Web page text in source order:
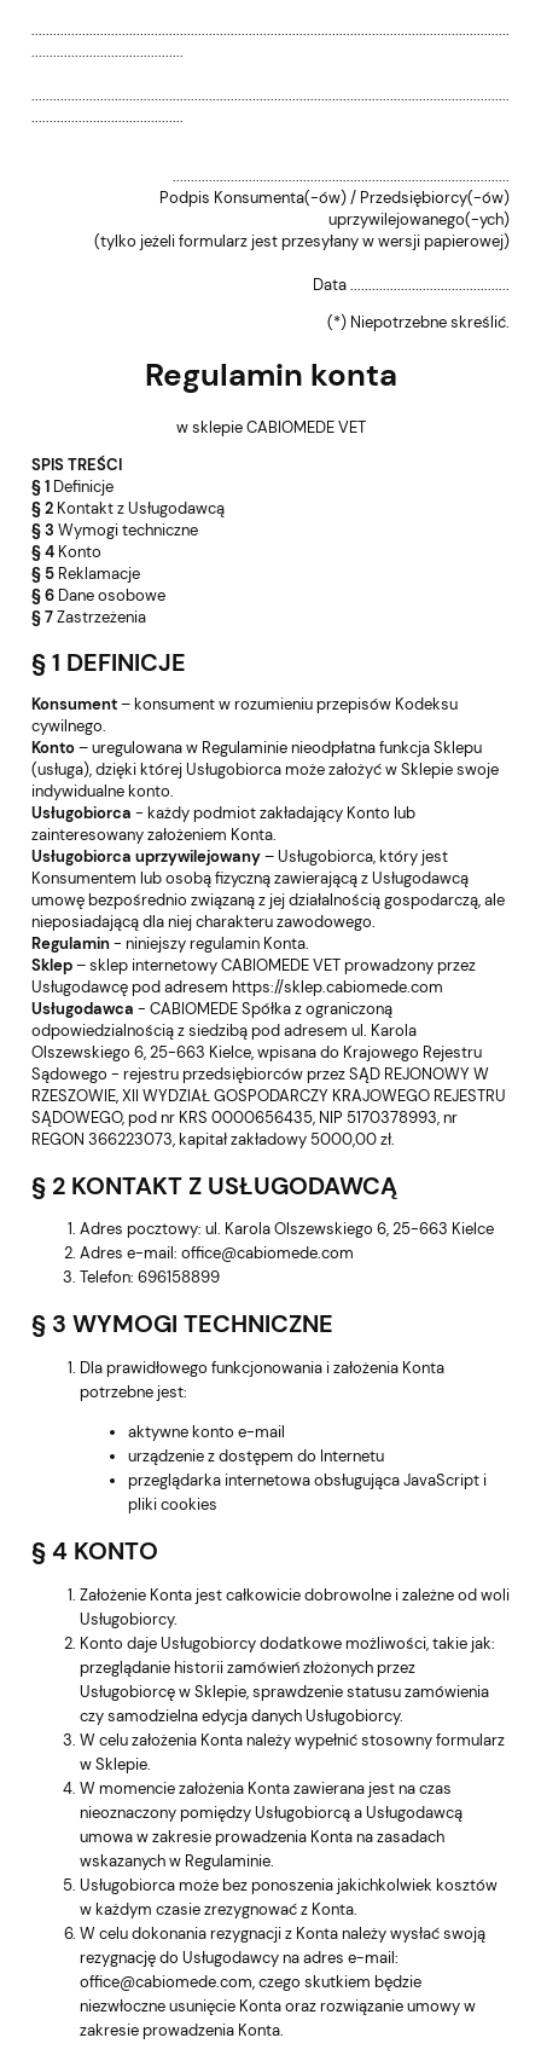
....................................................................................................................................
..........................................
....................................................................................................................................
..........................................
.............................................................................................
Podpis Konsumenta(-ów) / Przedsiębiorcy(-ów)
uprzywilejowanego(-ych)
(tylko jeżeli formularz jest przesyłany w wersji papierowej)
Data ............................................
(*) Niepotrzebne skreślić.
Regulamin konta
w sklepie CABIOMEDE VET
SPIS TREŚCI
§ 1 Definicje
§ 2 Kontakt z Usługodawcą
§ 3 Wymogi techniczne
§ 4 Konto
§ 5 Reklamacje
§ 6 Dane osobowe
§ 7Zastrzeżenia
§ 1 DEFINICJE
Konsument– konsument w rozumieniu przepisów Kodeksu
cywilnego.
Konto– uregulowana w Regulaminie nieodpłatna funkcja Sklepu
(usługa), dzięki której Usługobiorca może założyć w Sklepie swoje
indywidualne konto.
Usługobiorca - każdy podmiot zakładający Konto lub
zainteresowany założeniem Konta.
Usługobiorca uprzywilejowany– Usługobiorca, który jest
Konsumentem lub osobą fizyczną zawierającą z Usługodawcą
umowę bezpośrednio związaną z jej działalnością gospodarczą, ale
nieposiadającą dla niej charakteru zawodowego.
Regulamin- niniejszy regulamin Konta.
Sklep– sklep internetowy CABIOMEDE VET prowadzony przez
Usługodawcę pod adresem https://sklep.cabiomede.com
Usługodawca - CABIOMEDE Spółka z ograniczoną
odpowiedzialnością z siedzibą pod adresem ul. Karola
Olszewskiego 6, 25-663 Kielce, wpisana do Krajowego Rejestru
Sądowego - rejestru przedsiębiorców przez SĄD REJONOWY W
RZESZOWIE, XII WYDZIAŁ GOSPODARCZY KRAJOWEGO REJESTRU
SĄDOWEGO, pod nr KRS 0000656435, NIP 5170378993, nr
REGON 366223073, kapitał zakładowy 5000,00 zł.
§ 2 KONTAKT Z USŁUGODAWCĄ
Adres pocztowy: ul. Karola Olszewskiego 6, 25-663 Kielce
Adres e-mail: office@cabiomede.com
Telefon: 696158899
§ 3 WYMOGI TECHNICZNE
Dla prawidłowego funkcjonowania i założenia Konta
potrzebne jest:
aktywne konto e-mail
urządzenie z dostępem do Internetu
przeglądarka internetowa obsługująca JavaScript i
pliki cookies
§ 4 KONTO
Założenie Konta jest całkowicie dobrowolne i zależne od woli
Usługobiorcy.
Konto daje Usługobiorcy dodatkowe możliwości, takie jak:
przeglądanie historii zamówień złożonych przez
Usługobiorcę w Sklepie, sprawdzenie statusu zamówienia
czy samodzielna edycja danych Usługobiorcy.
W celu założenia Konta należy wypełnić stosowny formularz
w Sklepie.
W momencie założenia Konta zawierana jest na czas
nieoznaczony pomiędzy Usługobiorcą a Usługodawcą
umowa w zakresie prowadzenia Konta na zasadach
wskazanych w Regulaminie.
Usługobiorca może bez ponoszenia jakichkolwiek kosztów
w każdym czasie zrezygnować z Konta.
W celu dokonania rezygnacji z Konta należy wysłać swoją
rezygnację do Usługodawcy na adres e-mail:
office@cabiomede.com, czego skutkiem będzie
niezwłoczne usunięcie Konta oraz rozwiązanie umowy w
zakresie prowadzenia Konta.